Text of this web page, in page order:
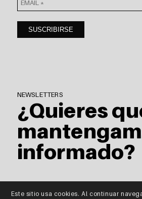
NEWSLETTERS
¿Quieres
informado?
Este sitio usa cookies. Al continuar